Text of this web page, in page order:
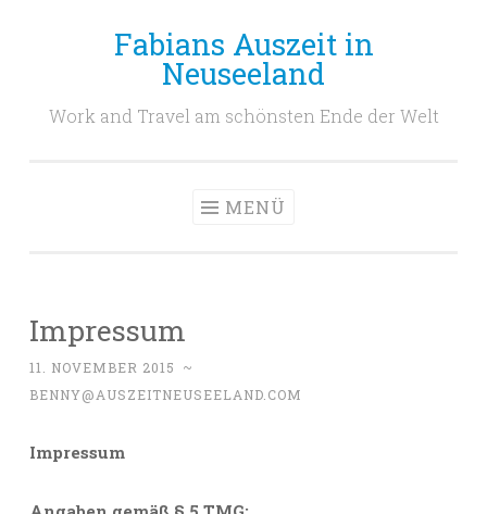
Fabians Auszeit in
Neuseeland
Work and Travel am schönsten Ende der Welt
MENÜ
Impressum
11. NOVEMBER 2015
~
BENNY@AUSZEITNEUSEELAND.COM
Impressum